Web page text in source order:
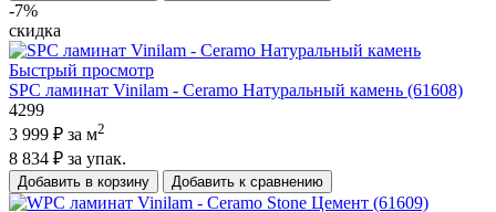
-7%
скидка
Быстрый просмотр
SPC ламинат Vinilam - Ceramo Натуральный камень (61608)
4299
3 999 ₽ за м2
8 834 ₽ за упак.
Добавить в корзину Добавить к сравнению